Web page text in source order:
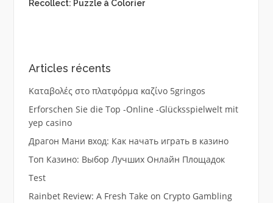
Recollect: Puzzle à Colorier
Articles récents
Καταβολές στο πλατφόρμα καζίνο 5gringos
Erforschen Sie die Top -Online -Glücksspielwelt mit
yep casino
Драгон Мани вход: Как начать играть в казино
Топ Казино: Выбор Лучших Онлайн Площадок
Test
Rainbet Review: A Fresh Take on Crypto Gambling